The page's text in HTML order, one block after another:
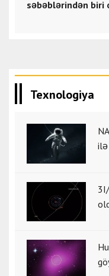
səbəblərindən biri
Texnologiya
ilə